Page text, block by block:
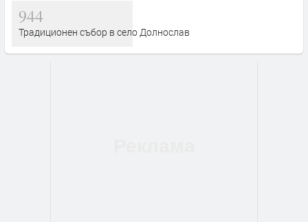
944
Традиционен събор в село Долнослав